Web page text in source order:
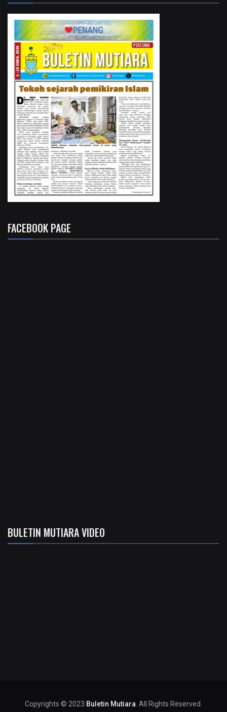
FACEBOOK PAGE
BULETIN MUTIARA VIDEO
Copyrights © 2023 Buletin Mutiara . All Rights Reserved.